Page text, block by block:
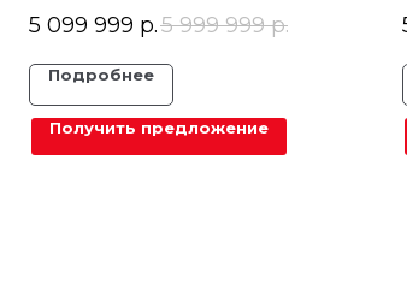
ароматизацией
Системы безопасности ACC, FCW,
FAPA и др.
Система кругового обзора
Панорамная крыша
5 099 999 р.5 999 999 р.
Подробнее
Получить предложение